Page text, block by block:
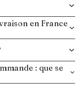
en France
: que se